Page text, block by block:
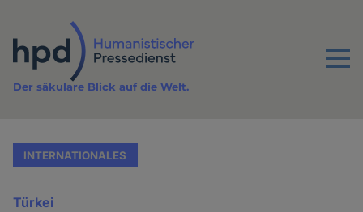
Inhalt
Menu
Der säkulare Blick auf die Welt.
INTERNATIONALES
Türkei